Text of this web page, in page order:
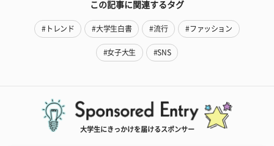
この記事に関連するタグ
#トレンド #大学生白書 #流行 #ファッション
#女子大生 #SNS
大学生にきっかけを届けるスポンサー